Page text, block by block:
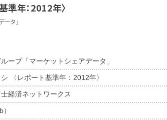
準年：2012年〉
ータ」
ープ「マーケットシェアデータ」
〈レポート基準年：2012年〉
経済ネットワークス